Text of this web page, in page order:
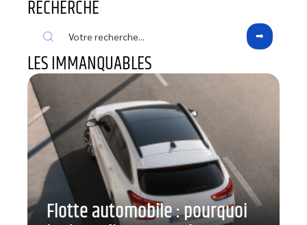
RECHERCHE
LES IMMANQUABLES
Flotte automobile : pourquoi